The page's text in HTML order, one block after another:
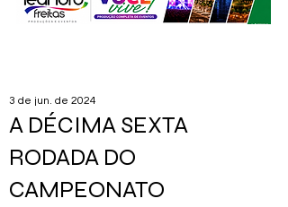
A DÉCIMA SEXTA
RODADA DO
CAMPEONATO
3 de jun. de 2024